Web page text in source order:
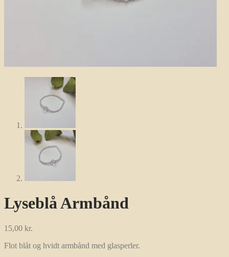
Lyseblå Armbånd
15,00 kr.
Flot blåt og hvidt armbånd med glasperler.